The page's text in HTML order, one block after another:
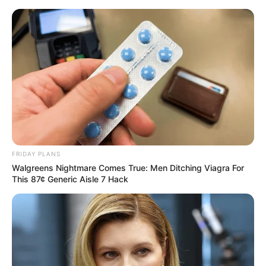
Stolpen - Burg Stolpen
Sächsische Schweiz-Osterzgebirge
FRIDAY PLANS
Walgreens Nightmare Comes True: Men Ditching Viagra For
This 87¢ Generic Aisle 7 Hack